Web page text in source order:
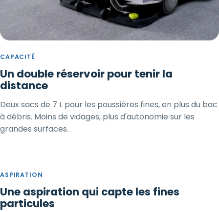
CAPACITÉ
Un double réservoir pour tenir la
distance
Deux sacs de 7 L pour les poussières fines, en plus du bac
à débris. Moins de vidages, plus d'autonomie sur les
grandes surfaces.
ASPIRATION
Une aspiration qui capte les fines
particules